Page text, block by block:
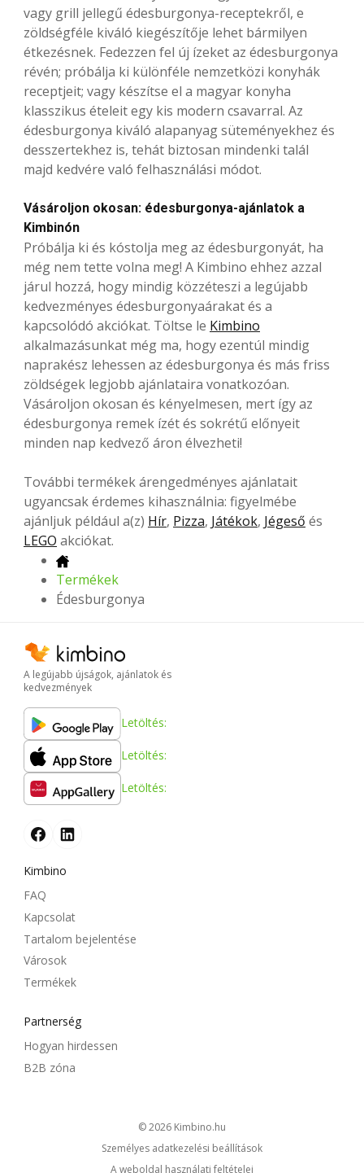
vagy grill jellegű édesburgonya-receptekről, e
zöldségféle kiváló kiegészítője lehet bármilyen
étkezésnek. Fedezzen fel új ízeket az édesburgonya
révén; próbálja ki különféle nemzetközi konyhák
receptjeit; vagy készítse el a magyar konyha
klasszikus ételeit egy kis modern csavarral. Az
édesburgonya kiváló alapanyag süteményekhez és
desszertekhez is, tehát biztosan mindenki talál
majd kedvére való felhasználási módot.
Vásároljon okosan: édesburgonya-ajánlatok a
Kimbinón
Próbálja ki és kóstolja meg az édesburgonyát, ha
még nem tette volna meg! A Kimbino ehhez azzal
járul hozzá, hogy mindig közzéteszi a legújabb
kedvezményes édesburgonyaárakat és a
kapcsolódó akciókat. Töltse le Kimbino
alkalmazásunkat még ma, hogy ezentúl mindig
naprakész lehessen az édesburgonya és más friss
zöldségek legjobb ajánlataira vonatkozóan.
Vásároljon okosan és kényelmesen, mert így az
édesburgonya remek ízét és sokrétű előnyeit
minden nap kedvező áron élvezheti!
További termékek árengedményes ajánlatait
ugyancsak érdemes kihasználnia: figyelmébe
ajánljuk például a(z) Hír, Pizza, Játékok, Jégeső és
LEGO akciókat.
Termékek
Édesburgonya
A legújabb újságok, ajánlatok és
kedvezmények
Letöltés:
Letöltés:
Letöltés:
Kimbino
FAQ
Kapcsolat
Tartalom bejelentése
Városok
Termékek
Partnerség
Hogyan hirdessen
B2B zóna
© 2026
kimbino.hu
Személyes adatkezelési beállítások
A weboldal használati feltételei